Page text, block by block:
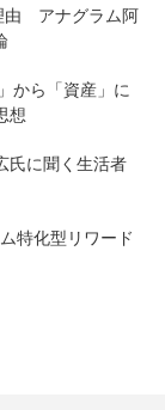
由 アナグラム阿
から「資産」に
想
氏に聞く生活者
特化型リワード